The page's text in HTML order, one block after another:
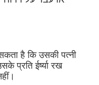
है कि उसकी पत्नी
प्रति ईर्ष्या रख